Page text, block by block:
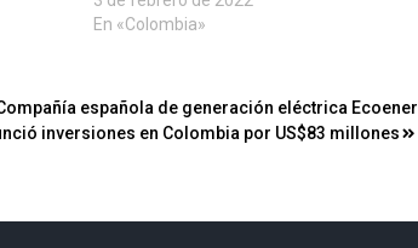
En «Colombia»
española de generación eléctrica Ecoener
inversiones en Colombia por US$83 millones